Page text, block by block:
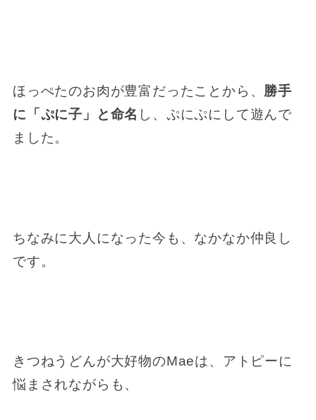
ほっぺたのお肉が豊富だったことから、 勝手
に「ぷに子」と命名 し、ぷにぷにして遊んで
ました。
ちなみに大人になった今も、なかなか仲良し
です。
きつねうどんが大好物のMaeは、アトピーに
悩まされながらも、